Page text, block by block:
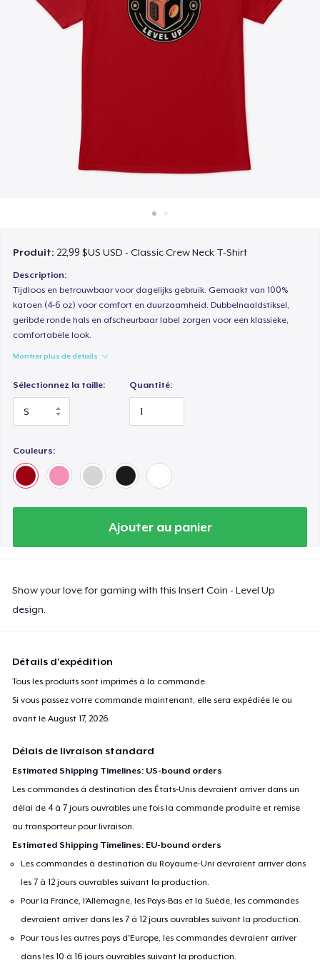
Vendez partout
Produit: 22,99 $US USD - Classic Crew Neck T-Shirt
Description:
Tijdloos en betrouwbaar voor dagelijks gebruik. Gemaakt van 100%
katoen (4-6 oz) voor comfort en duurzaamheid. Dubbelnaaldstiksel,
geribde ronde hals en afscheurbaar label zorgen voor een klassieke,
comfortabele look.
Montrer plus de détails
Sélectionnez la taille: Quantité:
Couleurs:
Ajouter au panier
Show your love for gaming with this Insert Coin - Level Up
design.
Détails d'expédition
Tous les produits sont imprimés à la commande.
Si vous passez votre commande maintenant, elle sera expédiée le ou
avant leAugust 17, 2026
Délais de livraison standard
Estimated Shipping Timelines: US-bound orders
Les commandes à destination des États-Unis devraient arriver dans un
délai de 4 à 7 jours ouvrables une fois la commande produite et remise
au transporteur pour livraison.
Estimated Shipping Timelines: EU-bound orders
Les commandes à destination du Royaume-Uni devraient arriver dans
les 7 à 12 jours ouvrables suivant la production.
Pour la France, l'Allemagne, les Pays-Bas et la Suède, les commandes
devraient arriver dans les 7 à 12 jours ouvrables suivant la production.
Pour tous les autres pays d'Europe, les commandes devraient arriver
dans les 10 à 16 jours ouvrables suivant la production.